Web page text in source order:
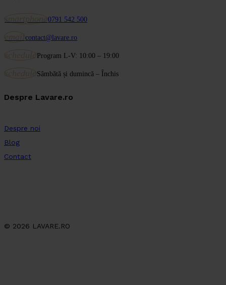
0791 542 500
contact@lavare.ro
Program L-V: 10:00 – 19:00
Sâmbătă și dumincă – Închis
Despre Lavare.ro
Despre noi
Blog
Contact
© 2026 LAVARE.RO